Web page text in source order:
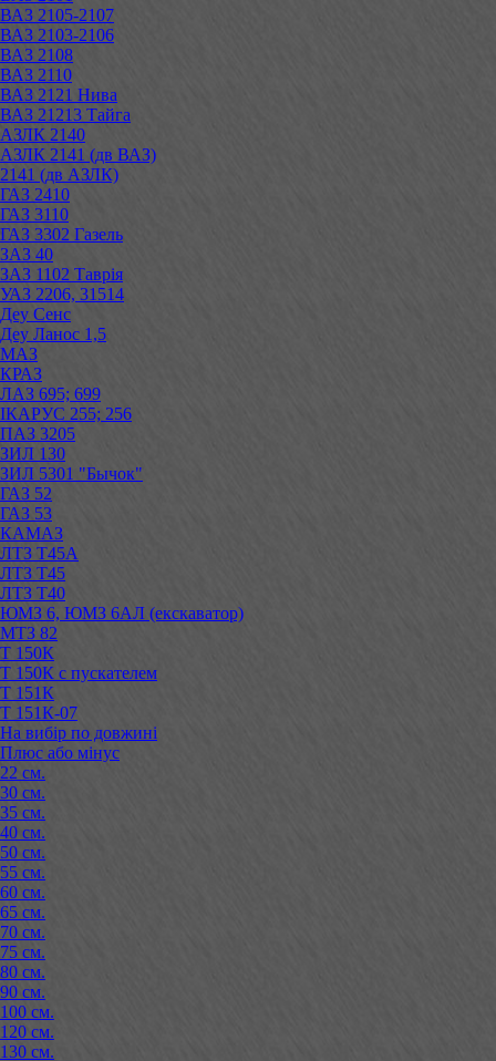
ВАЗ 2105-2107
ВАЗ 2103-2106
ВАЗ 2108
ВАЗ 2110
ВАЗ 2121 Нива
ВАЗ 21213 Тайга
АЗЛК 2140
АЗЛК 2141 (дв ВАЗ)
2141 (дв АЗЛК)
ГАЗ 2410
ГАЗ 3110
ГАЗ 3302 Газель
ЗАЗ 40
ЗАЗ 1102 Таврія
УАЗ 2206, 31514
Деу Сенс
Деу Ланос 1,5
МАЗ
КРАЗ
ЛАЗ 695; 699
ІКАРУС 255; 256
ПАЗ 3205
ЗИЛ 130
ЗИЛ 5301 "Бычок"
ГАЗ 52
ГАЗ 53
КАМАЗ
ЛТЗ Т45А
ЛТЗ Т45
ЛТЗ Т40
ЮМЗ 6, ЮМЗ 6АЛ (екскаватор)
МТЗ 82
Т 150К
Т 150К с пускателем
Т 151К
Т 151К-07
На вибір по довжині
Плюс або мінус
22 см.
30 см.
35 см.
40 см.
50 см.
55 см.
60 см.
65 см.
70 см.
75 см.
80 см.
90 см.
100 см.
120 см.
130 см.